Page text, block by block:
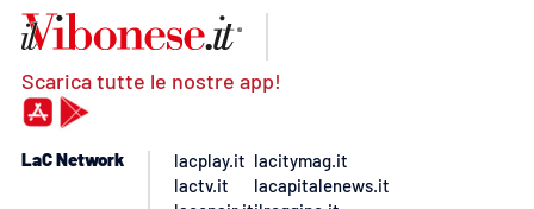
Scarica tutte le nostre app!
LaC Network
lacplay.it
lactv.it
lacitymag.it
lacapitalenews.it